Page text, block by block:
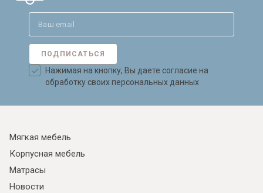
ПОДПИСАТЬСЯ
Нажимая на кнопку, Вы даете согласие на
обработку своих персональных данных
Мягкая мебель
Корпусная мебель
Матрасы
Новости